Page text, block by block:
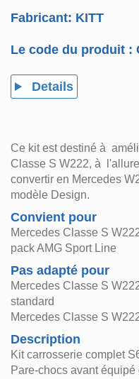
Fabricant: KITT
Le code du produit :
Details
Ce kit est destiné à
Classe S W222, à
convertir en Mercedes
modèle Design.
Convient pour
Mercedes Classe S
pack AMG Sport Line
Pas adapté pour
Mercedes Classe S
standard
Mercedes Classe S
Description
Kit carrosserie complet
Pare-chocs avant